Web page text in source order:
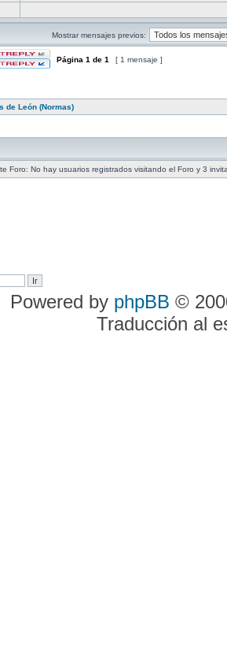
Mostrar mensajes previos:
Página 1 de 1 [ 1 mensaje ]
de León (Normas)
Foro: No hay usuarios registrados visitando el Foro y 3
Powered by phpBB ©
Traducción al